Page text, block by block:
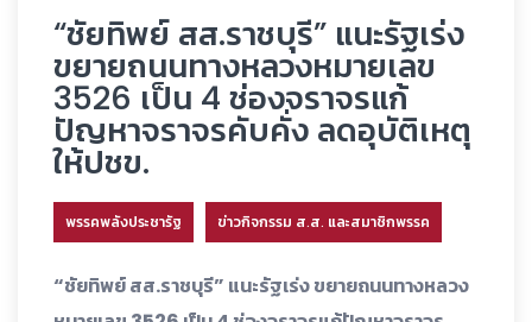
“ชัยทิพย์ สส.ราชบุรี” แนะรัฐเร่ง
ขยายถนนทางหลวงหมายเลข
3526 เป็น 4 ช่องจราจรแก้
ปัญหาจราจรคับคั่ง ลดอุบัติเหตุ
ให้ปชข.
พรรคพลังประชารัฐ ข่าวกิจกรรม ส.ส. และสมาชิกพรรค
“ชัยทิพย์ สส.ราชบุรี” แนะรัฐเร่ง ขยายถนนทางหลวง